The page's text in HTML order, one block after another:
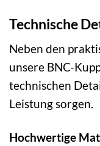
Technische
Neben den
unsere BNC-
technischen
Leistung sorgen.
Hochwertige